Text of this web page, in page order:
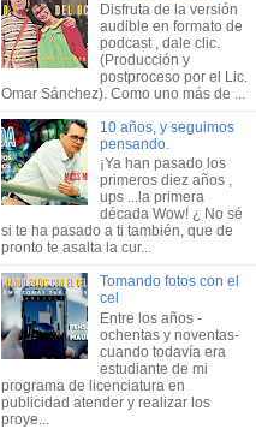
Disfruta de la versión
audible en formato de
podcast , dale clic.
(Producción y
postproceso por el Lic.
Omar Sánchez). Como uno más de ...
10 años, y seguimos
pensando.
¡Ya han pasado los
primeros diez años ,
ups ...la primera
década Wow! ¿ No sé
si te ha pasado a ti también, que de
pronto te asalta la cur...
Tomando fotos con el
cel
Entre los años -
ochentas y noventas-
cuando todavía era
estudiante de mi
programa de licenciatura en
publicidad atender y realizar los
proye...